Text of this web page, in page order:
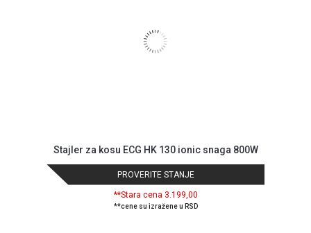
Stajler za kosu ECG HK 130 ionic snaga 800W
PROVERITE STANJE
**Stara cena 3.199,00
**cene su izražene u RSD